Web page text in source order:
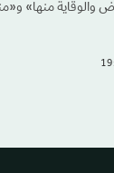
والوقاية منها»